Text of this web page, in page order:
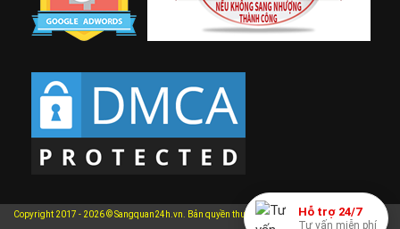
Hỗ trợ 24/7
Tư vấn miễn phí
Copyright 2017 - 2026 © Sangquan24h.vn. Bản quyền thuộc về Sangquan24h.vn. Mọi hành vi